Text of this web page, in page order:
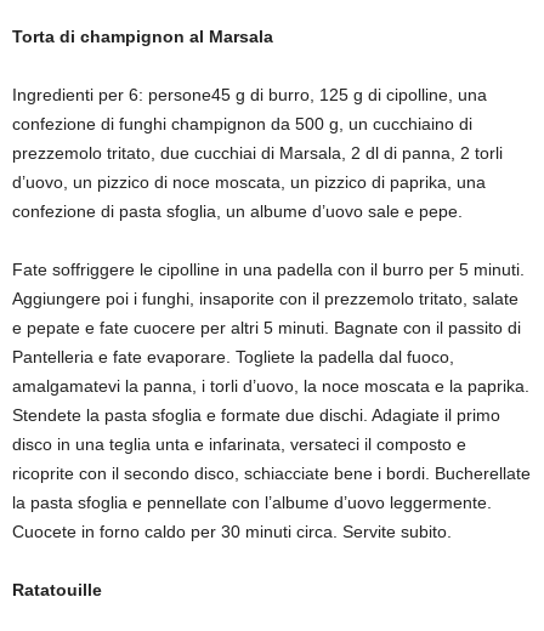
Torta di champignon al Marsala
Ingredienti per 6: persone45 g di burro, 125 g di cipolline, una
confezione di funghi champignon da 500 g, un cucchiaino di
prezzemolo tritato, due cucchiai di Marsala, 2 dl di panna, 2 torli
d’uovo, un pizzico di noce moscata, un pizzico di paprika, una
confezione di pasta sfoglia, un albume d’uovo sale e pepe.
Fate soffriggere le cipolline in una padella con il burro per 5 minuti.
Aggiungere poi i funghi, insaporite con il prezzemolo tritato, salate
e pepate e fate cuocere per altri 5 minuti. Bagnate con il passito di
Pantelleria e fate evaporare. Togliete la padella dal fuoco,
amalgamatevi la panna, i torli d’uovo, la noce moscata e la paprika.
Stendete la pasta sfoglia e formate due dischi. Adagiate il primo
disco in una teglia unta e infarinata, versateci il composto e
ricoprite con il secondo disco, schiacciate bene i bordi. Bucherellate
la pasta sfoglia e pennellate con l’albume d’uovo leggermente.
Cuocete in forno caldo per 30 minuti circa. Servite subito.
Ratatouille